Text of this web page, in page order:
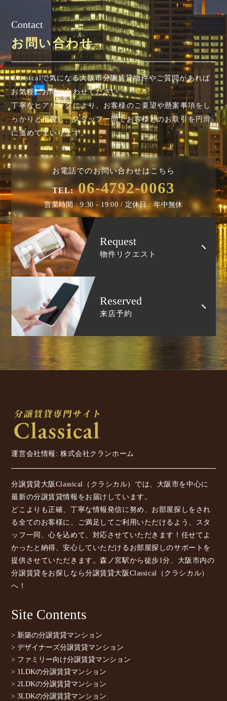
Contact
お問い合わせ
Classicalで気になる大阪市分譲賃貸物件やご質問があれば
お気軽にお問い合わせください。
丁寧なヒアリングにより、お客様のご要望や懸案事項を し
っかりと把握し、スタッフ一同でお客様とのお取引を円滑
に進めてまいります。
お電話でのお問い合わせはこちら
TEL: 06-4792-0063
営業時間 : 9:30 - 19:00 / 定休日 : 年中無休
Request
物件リクエスト
Reserved
来店予約
運営会社情報: 株式会社クランホーム
分譲賃貸大阪Classical（クラシカル）では、大阪市を中心に
最新の分譲賃貸情報をお届けしています。
どこよりも正確、丁寧な情報発信に努め、お部屋探しをされ
る全てのお客様に、ご満足してご利用いただけるよう、スタ
ッフ一同、心を込めて、対応させていただきます！任せてよ
かったと納得、安心していただけるお部屋探しのサポートを
提供させていただきます。森ノ宮駅から徒歩1分、大阪市内の
分譲賃貸をお探しなら分譲賃貸大阪Classical（クラシカル）
へ！
Site Contents
> 新築の分譲賃貸マンション
> デザイナーズ分譲賃貸マンション
> ファミリー向け分譲賃貸マンション
> 1LDKの分譲賃貸マンション
> 2LDKの分譲賃貸マンション
> 3LDKの分譲賃貸マンション